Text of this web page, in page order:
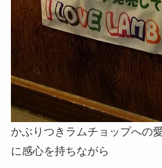
かぶりつきラムチョップへの
に感心を持ちながら